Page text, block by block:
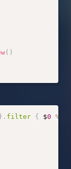
( )
. filter { $0 %